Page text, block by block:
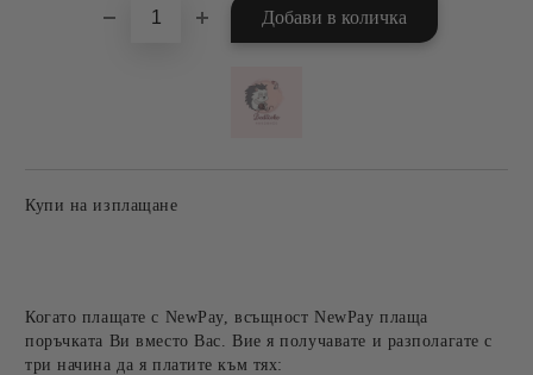
Купи на изплащане
Когато плащате с NewPay, всъщност NewPay плаща
поръчката Ви вместо Вас. Вие я получавате и разполагате с
три начина да я платите към тях: